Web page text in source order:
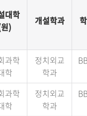
대학
)
개설학과
과학
학
정치외교
학과
과학
학
정치외교
학과